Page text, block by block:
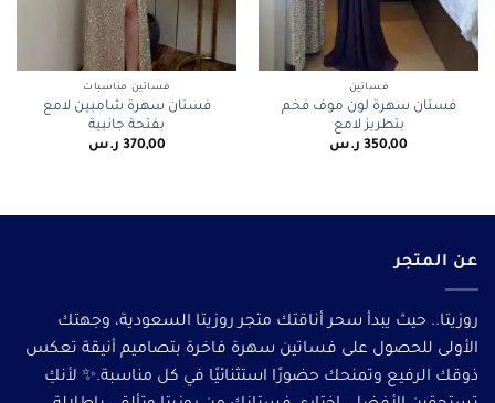
فساتين
فستان سهرة لون موف فخم
بتطريز لامع
350,00 ر.س
فساتين مناسبات
فستان سهرة شامبين لامع
بفتحة جانبية
370,00 ر.س
عن المتجر
روزيتا.. حيث يبدأ سحر أناقتك متجر روزيتا السعودية، وجهتك
الأولى للحصول على فساتين سهرة فاخرة بتصاميم أنيقة تعكس
ذوقك الرفيع وتمنحك حضورًا استثنائيًا في كل مناسبة.✨ لأنكِ